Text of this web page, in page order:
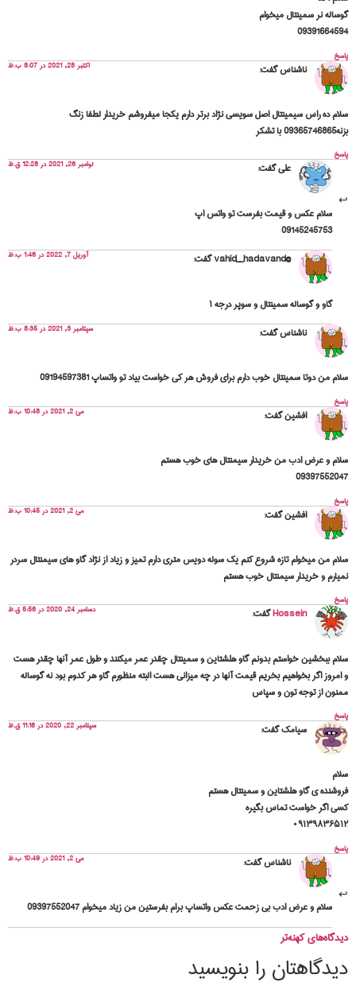
گوساله نر سمینتال میخوام
09391664594
پاسخ
ناشناسگفت: اکتبر 28, 2021 در 8:07 ب.ظ
سلام ده راس سیمینتال اصل سویسی نژاد برتر دارم یکجا میفروشم خریدار لطفا زنگ
بزنه09365746865 با تشکر
پاسخ
علیگفت: نوامبر 26, 2021 در 12:28 ق.ظ
سلام عکس و قیمت بفرست تو واتس اپ
09145245753
@vahid__hadavand
گفت: آوریل 7, 2022 در 1:46 ب.ظ
گاو و گوساله سمینتال و سوپر درجه ۱
ناشناسگفت: سپتامبر 3, 2021 در 8:35 ب.ظ
سلام من دوتا سمینتال خوب دارم برای فروش هر کی خواست بیاد تو واتساپ 09194597381
پاسخ
افشینگفت: می 2, 2021 در 10:48 ب.ظ
سلام و عرض ادب من خریدار سیمنتال های خوب هستم
09397552047
پاسخ
افشینگفت: می 2, 2021 در 10:45 ب.ظ
سلام من میخوام تازه شروع کنم یک سوله دویس متری دارم تمیز و زیاد از نژاد گاو های سیمنتال سردر
نمیارم و خریدار سیمنتال خوب هستم
پاسخ
Hosseinگفت: دسامبر 24, 2020 در 5:56 ق.ظ
سلام ببخشین خواستم بدونم گاو هلشتاین و سمینتال چقدر عمر میکنند و طول عمر آنها چقدر هست
و امروز اگر بخواهیم بخریم قیمت آنها در چه میزانی هست البته منظورم گاو هر کدوم بود نه گوساله
ممنون از توجه تون و سپاس
پاسخ
سیامکگفت: سپتامبر 22, 2020 در 11:16 ق.ظ
سلام
فروشنده ی گاو هلشتاین و سمینتال هستم
کسی اگر خواست تماس بگیره
۰۹۱۳۹۸۳۶۵۱۲
پاسخ
ناشناسگفت: می 2, 2021 در 10:49 ب.ظ
سلام و عرض ادب بی زحمت عکس واتساپ برام بفرستین من زیاد میخوام 09397552047
دیدگاه‌های کهنه‌تر
دیدگاهتان را بنویسید